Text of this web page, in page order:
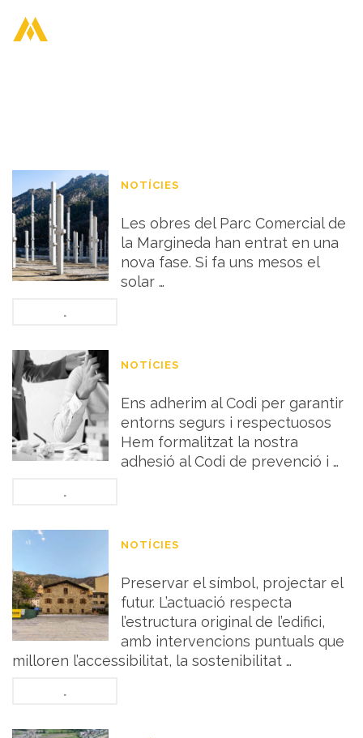
NOTÍCIES
Les obres del Parc Comercial de
la Margineda han entrat en una
nova fase. Si fa uns mesos el
solar …
.
NOTÍCIES
Ens adherim al Codi per garantir
entorns segurs i respectuosos
Hem formalitzat la nostra
adhesió al Codi de prevenció i …
.
NOTÍCIES
Preservar el símbol, projectar el
futur. L’actuació respecta
l’estructura original de l’edifici,
amb intervencions puntuals que
milloren l’accessibilitat, la sostenibilitat …
.